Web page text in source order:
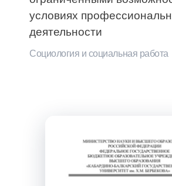
условиях
деятельности
Социология и социальная работа